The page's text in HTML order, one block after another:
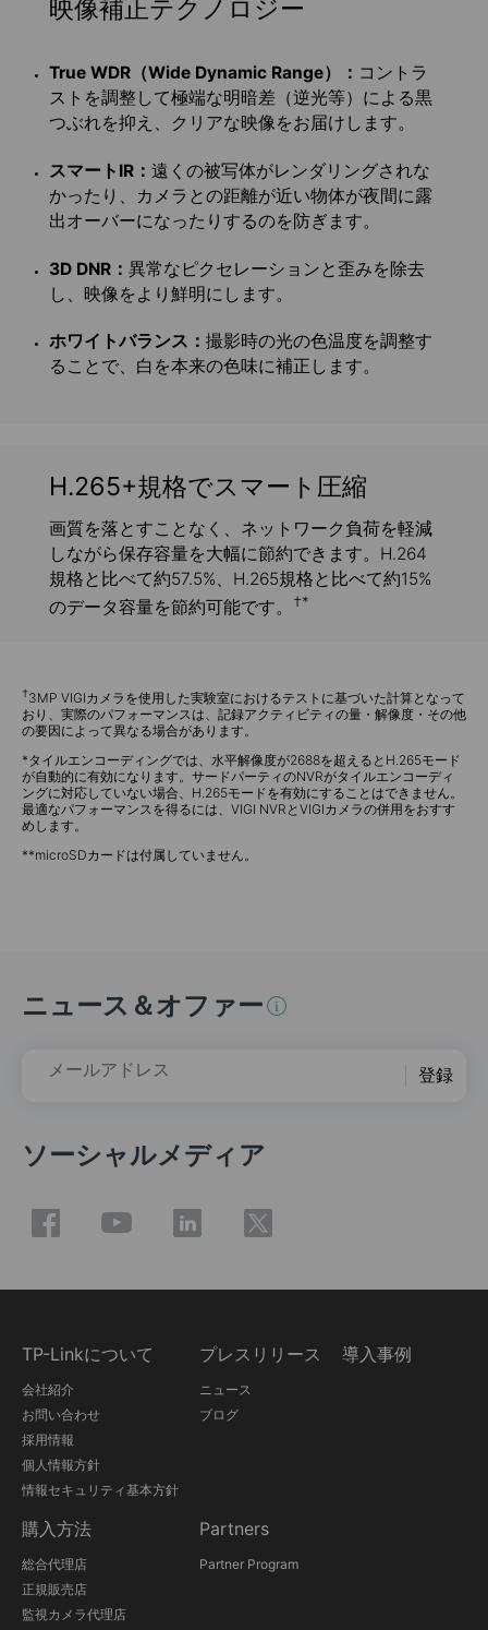
映像補正テクノロジー
True WDR（Wide Dynamic Range）： コントラ
ストを調整して極端な明暗差（逆光等）による黒
つぶれを抑え、クリアな映像をお届けします。
スマートIR： 遠くの被写体がレンダリングされな
かったり、カメラとの距離が近い物体が夜間に露
出オーバーになったりするのを防ぎます。
3D DNR： 異常なピクセレーションと歪みを除去
し、映像をより鮮明にします。
ホワイトバランス： 撮影時の光の色温度を調整す
ることで、白を本来の色味に補正します。
H.265+規格でスマート圧縮
画質を落とすことなく、ネットワーク負荷を軽減
しながら保存容量を大幅に節約できます。H.264
規格と比べて約57.5%、H.265規格と比べて約15%
のデータ容量を節約可能です。
†*
†3MP VIGIカメラを使用した実験室におけるテストに基づいた計算となって
おり、実際のパフォーマンスは、記録アクティビティの量・解像度・その他
の要因によって異なる場合があります。
*タイルエンコーディングでは、水平解像度が2688を超えるとH.265モード
が自動的に有効になります。サードパーティのNVRがタイルエンコーディ
ングに対応していない場合、H.265モードを有効にすることはできません。
最適なパフォーマンスを得るには、VIGI NVRとVIGIカメラの併用をおすす
めします。
**microSDカードは付属していません。
ニュース＆オファー
メールアドレス 登録
ソーシャルメディア
TP-Linkについて
会社紹介
お問い合わせ
採用情報
個人情報方針
情報セキュリティ基本方針
プレスリリース
ニュース
ブログ
導入事例
購入方法
総合代理店
正規販売店
監視カメラ代理店
Partners
Partner Program